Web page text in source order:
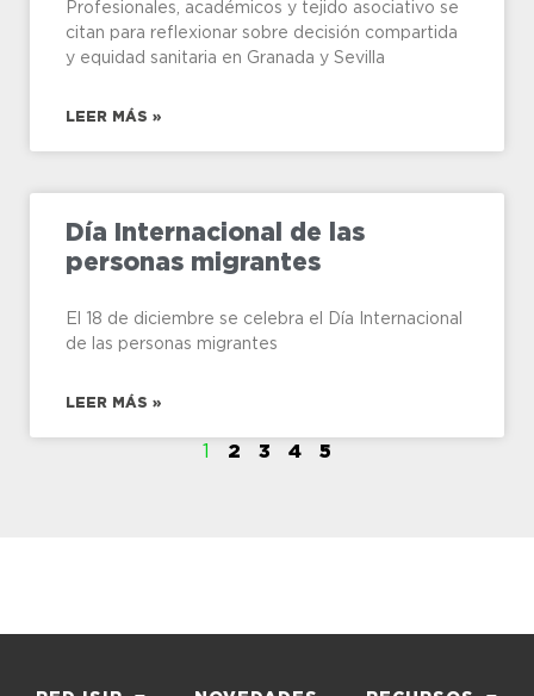
Profesionales, académicos y tejido asociativo se
citan para reflexionar sobre decisión compartida
y equidad sanitaria en Granada y Sevilla
LEER MÁS »
Día Internacional de las
personas migrantes
El 18 de diciembre se celebra el Día Internacional
de las personas migrantes
LEER MÁS »
1 2 3 4 5